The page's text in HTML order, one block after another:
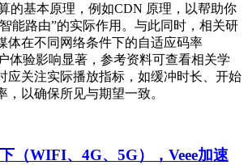
的基本原理，例如CDN 原理 ，以帮助你
能路由”的实际作用。与此同时，相关研
体在不同网络条件下的自适应码率
体验影响显著，参考资料可查看相关学
应关注实际播放指标，如缓冲时长、开始
，以确保所见与期望一致。
（WIFI、4G、5G），Veee加速